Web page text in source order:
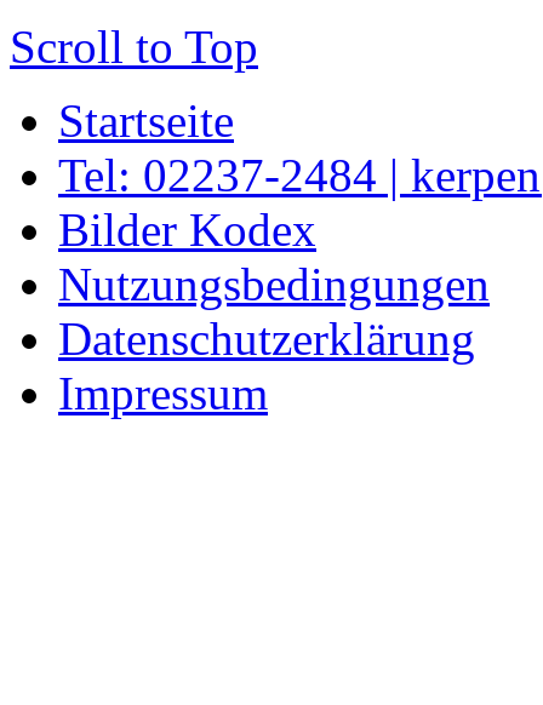
Scroll to Top
Startseite
Tel: 02237-2484 |
Bilder Kodex
Nutzungsbedingungen
Datenschutzerklärung
Impressum